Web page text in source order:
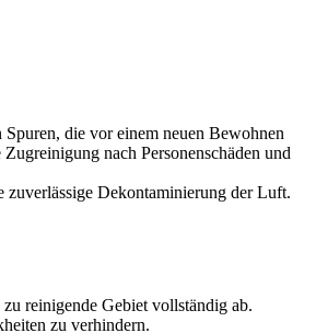
die vor einem neuen Bewohnen
nach Personenschäden und
zuverlässige Dekontaminierung der Luft.
reinigende Gebiet vollständig ab.
zu verhindern.